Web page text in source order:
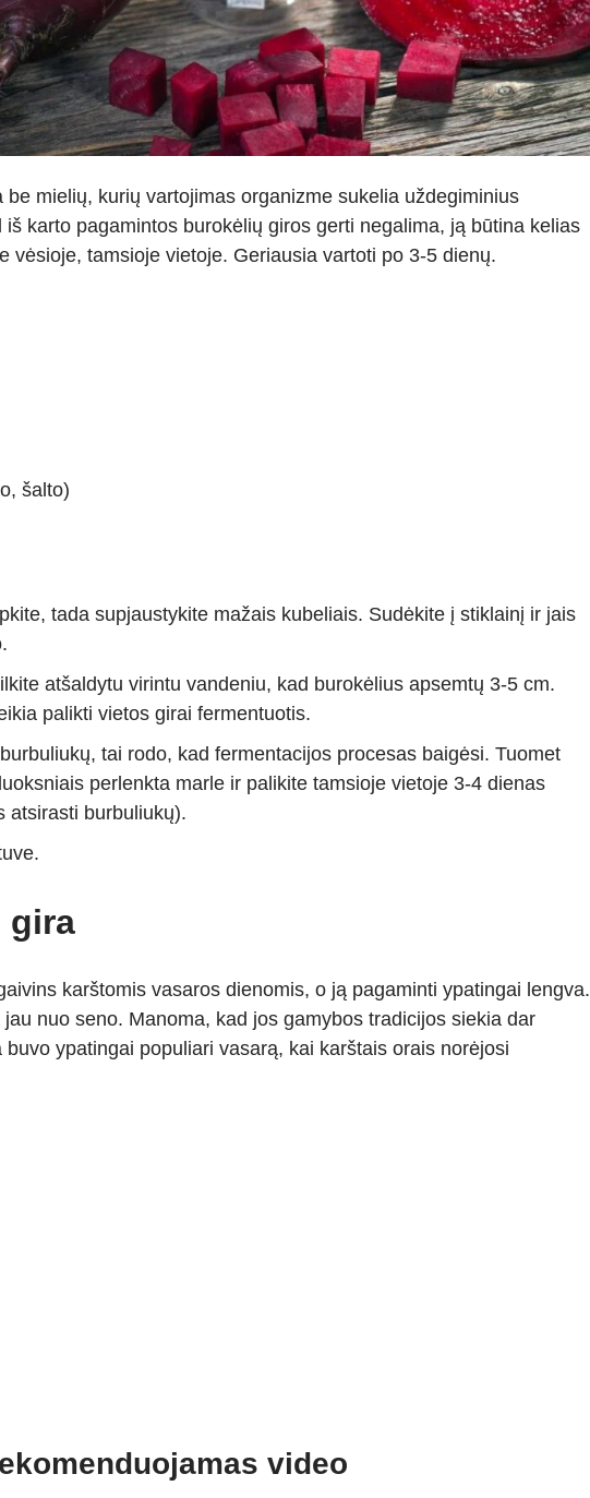
mielių, kurių vartojimas organizme sukelia uždegiminius
karto pagamintos burokėlių giros gerti negalima, ją būtina kelias
vėsioje, tamsioje vietoje. Geriausia vartoti po 3-5 dienų.
šalto)
tada supjaustykite mažais kubeliais. Sudėkite į stiklainį ir jais
atšaldytu virintu vandeniu, kad burokėlius apsemtų 3-5 cm.
palikti vietos girai fermentuotis.
tai rodo, kad fermentacijos procesas baigėsi. Tuomet
perlenkta marle ir palikite tamsioje vietoje 3-4 dienas
atsirasti burbuliukų).
gira
karštomis vasaros dienomis, o ją pagaminti ypatingai lengva.
nuo seno. Manoma, kad jos gamybos tradicijos siekia dar
ypatingai populiari vasarą, kai karštais orais norėjosi
video